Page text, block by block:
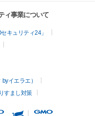
ィ事業について
キュリティ24」
イエラエ）
すまし対策